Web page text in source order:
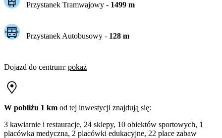
Przystanek Tramwajowy - 1499m
Przystanek Autobusowy - 128m
Dojazd do centrum: pokaż
W pobliżu 1 km od tej inwestycji znajdują się:
3 kawiarnie i restauracje, 24 sklepy, 10 obiektów sportowych, 1
placówka medyczna, 2 placówki edukacyjne, 22 place zabaw